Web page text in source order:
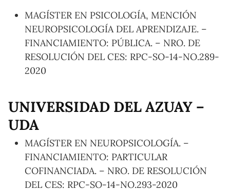
MAGÍSTER EN PSICOLOGÍA, MENCIÓN
NEUROPSICOLOGÍA DEL APRENDIZAJE. –
FINANCIAMIENTO: PÚBLICA. – NRO. DE
RESOLUCIÓN DEL CES: RPC-SO-14-NO.289-
2020
UNIVERSIDAD DEL AZUAY –
UDA
MAGÍSTER EN NEUROPSICOLOGÍA. –
FINANCIAMIENTO: PARTICULAR
COFINANCIADA. – NRO. DE RESOLUCIÓN
DEL CES: RPC-SO-14-NO.293-2020